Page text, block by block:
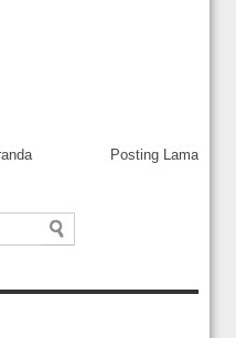
Posting Lama